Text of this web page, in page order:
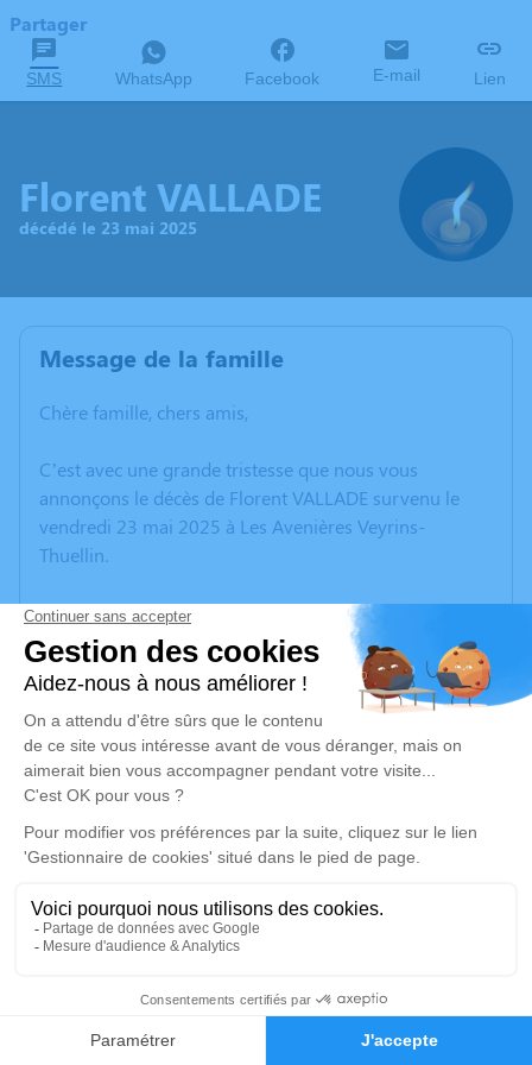
Faire-part Hommages
Partager
SMS WhatsApp Facebook E-mail Lien
Florent VALLADE
décédé le 23 mai 2025
Message de la famille
Chère famille, chers amis,
C’est avec une grande tristesse que nous vous
annonçons le décès de Florent VALLADE survenu le
vendredi 23 mai 2025 à Les Avenières Veyrins-
Thuellin.
Nous vous invitons à utiliser cet espace pour laisser
vos condoléances, partager des photos souvenirs, une
anecdote ou exprimer vos pensées à travers des
poèmes ou des textes. Cet endroit est un lieu
d'expression dédié à honorer la mémoire de Florent
VALLADE.
Un service de plantation d’arbre hommage est
disponible ici .
Je rends hommage
mardi 17 juin 2025 à 14h00
38630 Buvin